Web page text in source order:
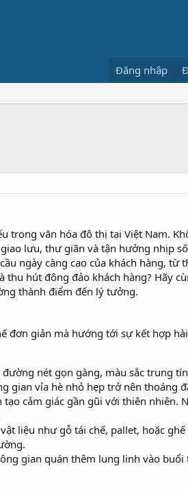
Đăng nhập
trong văn hóa đô thị tại Việt Nam.
lưu, thư giãn và tận hưởng nhịp
ngày càng cao của khách hàng, từ
thu hút đông đảo khách hàng? Hãy
thành điểm đến lý tưởng.
đơn giản mà hướng tới sự kết hợp
nét gọn gàng, màu sắc trung
gian vỉa hè nhỏ hẹp trở nên thoáng
cảm giác gần gũi với thiên nhiên.
liệu như gỗ tái chế, pallet, hoặc
gian quán thêm lung linh vào